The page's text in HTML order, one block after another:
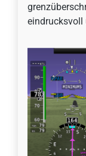
eindrucksvoll